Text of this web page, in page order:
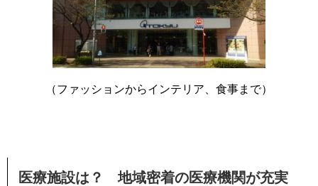
（ファッションからインテリア、食事まで）
医療施設は？ 地域密着の医療機関が充実